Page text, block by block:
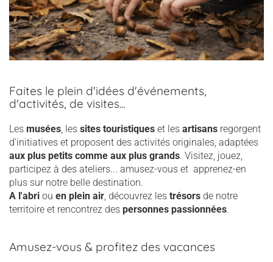
Faites le plein d'idées d'événements,
d'activités, de visites...
Les musées, les sites touristiques et les artisans regorgent
d'initiatives et proposent des activités originales, adaptées
aux plus petits comme aux plus grands. Visitez, jouez,
participez à des ateliers... amusez-vous et apprenez-en
plus sur notre belle destination.
A l'abri ou en plein air, découvrez les trésors de notre
territoire et rencontrez des personnes passionnées.
Amusez-vous & profitez des vacances